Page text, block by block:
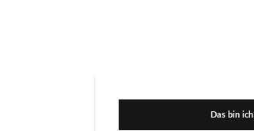
Das bin ich